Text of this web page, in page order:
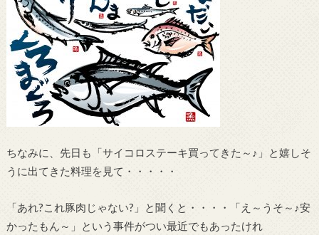
ちなみに、先日も「サイコロステーキ買ってきた～♪」と嬉しそ
うに出てきた料理を見て・・・・・
「あれ?これ豚肉じゃない?」と聞くと・・・・「え～うそ～♪安
かったもん～」という事件がつい最近でもあったけれ